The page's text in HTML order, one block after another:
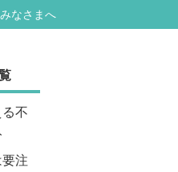
なさまへ
不
注